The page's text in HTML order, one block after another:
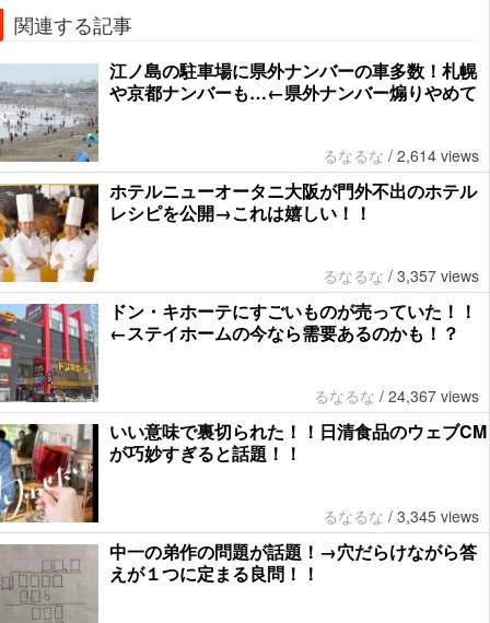
関連する記事
江ノ島の駐車場に県外ナンバーの車多数！札幌
や京都ナンバーも…←県外ナンバー煽りやめて
るなるな / 2,614 views
ホテルニューオータニ大阪が門外不出のホテル
レシピを公開→これは嬉しい！！
るなるな / 3,357 views
ドン・キホーテにすごいものが売っていた！！
←ステイホームの今なら需要あるのかも！？
るなるな / 24,367 views
いい意味で裏切られた！！日清食品のウェブCM
が巧妙すぎると話題！！
るなるな / 3,345 views
中一の弟作の問題が話題！→穴だらけながら答
えが１つに定まる良問！！